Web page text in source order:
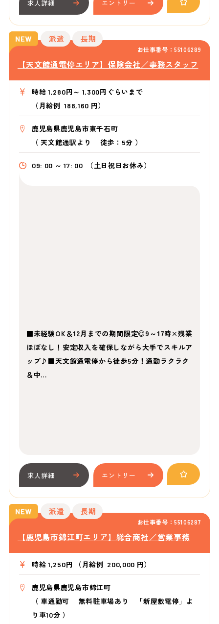
求人詳細 エントリー
お仕事番号：55106289
派遣 長期
【天文館通電停エリア】保険会社／事務スタッフ
時給 1,280円～ 1,300円ぐらいまで
（月給例 188,160 円）
鹿児島県鹿児島市東千石町
（ 天文館通駅より 徒歩：5分 ）
09: 00 ～ 17: 00 （土日祝日お休み）
■未経験OK＆12月までの期間限定◎9～17時×残業
ほぼなし！安定収入を確保しながら大手でスキルア
ップ♪■天文館通電停から徒歩5分！通勤ラクラク
＆中…
求人詳細 エントリー
お仕事番号：55106287
派遣 長期
【鹿児島市錦江町エリア】総合商社／営業事務
時給 1,250円 （月給例 200,000 円）
鹿児島県鹿児島市錦江町
（ 車通勤可 無料駐車場あり 「新屋敷電停」よ
り車10分 ）